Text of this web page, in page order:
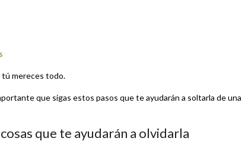
tú mereces todo.
que sigas estos pasos que te ayudarán a soltarla de una
que te ayudarán a olvidarla